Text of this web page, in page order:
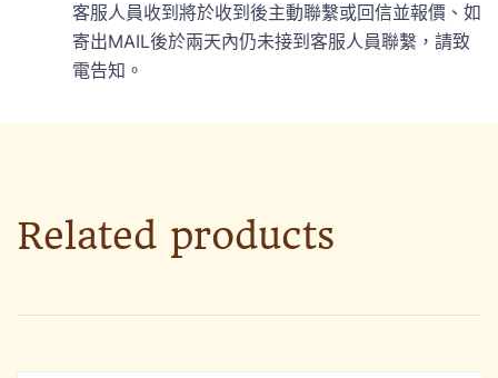
客服人員收到將於收到後主動聯繫或回信並報價、如
寄出MAIL後於兩天內仍未接到客服人員聯繫，請致
電告知。
Related products